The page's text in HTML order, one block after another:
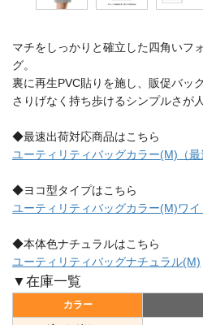
マチをしっかりと確立した四角いフ
グ。
裏に再生PVC貼りを施し、販促バッ
さりげなく持ち歩けるシンプルさが
◆最速出荷対応商品はこちら
ユーティリティバッグカラー(M)（
◆ヨコ型タイプはこちら
ユーティリティバッグカラー(M)ワイ
◆本体色ナチュラルはこちら
ユーティリティバッグナチュラル(M)
▼在庫一覧
カラー